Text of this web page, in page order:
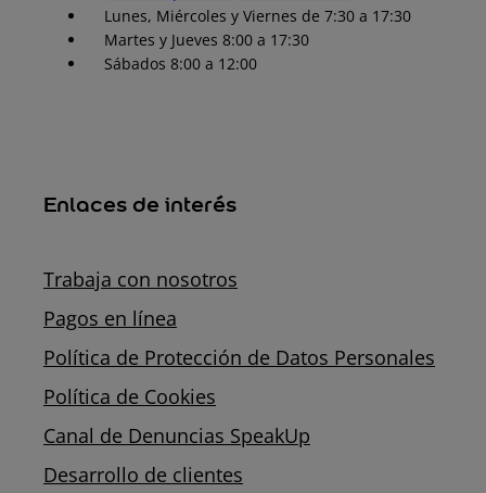
Lunes, Miércoles y Viernes de 7:30 a 17:30
Martes y Jueves 8:00 a 17:30
Sábados 8:00 a 12:00
Enlaces de interés
Trabaja con nosotros
Pagos en línea
Política de Protección de Datos Personales
Política de Cookies
Canal de Denuncias SpeakUp
Desarrollo de clientes